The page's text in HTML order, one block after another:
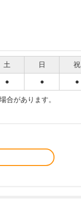
土 日 祝
● ● ●
合があります。